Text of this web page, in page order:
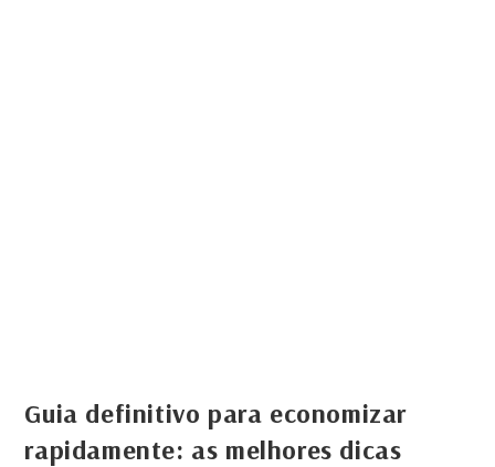
Guia definitivo para economizar
rapidamente: as melhores dicas